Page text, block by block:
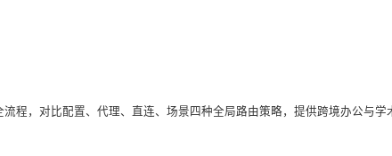
程，对比配置、代理、直连、场景四种全局路由策略，提供跨境办公与